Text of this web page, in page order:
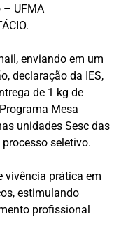
– UFMA
enviando em um
declaração da IES,
de 1 kg de
Mesa
unidades Sesc das
seletivo.
vivência prática em
estimulando
profissional